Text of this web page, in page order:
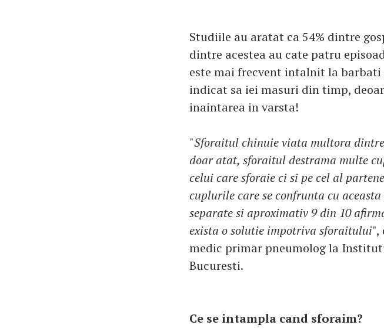
Studiile au aratat ca 54% dintre
dintre acestea au cate patru
este mai frecvent intalnit la barbati
indicat sa iei masuri din timp,
inaintarea in varsta!
"Sforaitul chinuie viata multora
doar atat, sforaitul destrama multe
celui care sforaie ci si pe cel al
cuplurile care se confrunta cu
separate si aproximativ 9 din 10
exista o solutie impotriva sforaitului",
medic primar pneumolog la
Bucuresti.
Ce se intampla cand sforaim?